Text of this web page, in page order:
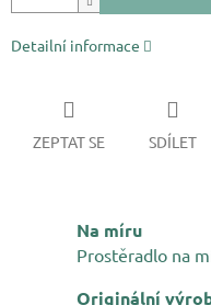
Detailní informace
ZEPTAT SE SDÍLET
Na míru
Prostěradlo na
Originální